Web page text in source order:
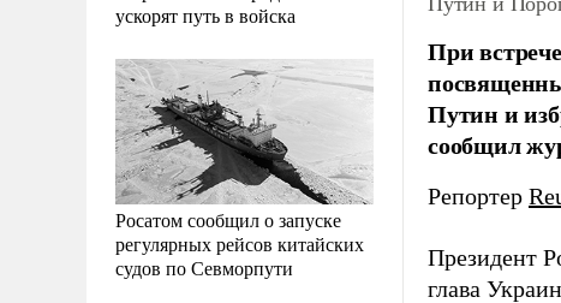
ускорят путь в войска
Росатом сообщил о запуске
регулярных рейсов китайских
судов по Севморпути
При
Путин и
сообщил
Репортер
Президент
глава